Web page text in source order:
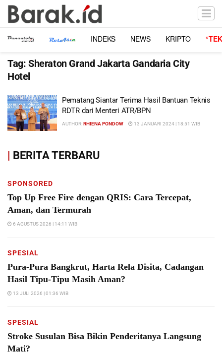
INDEKS NEWS KRIPTO
Tag: Sheraton Grand Jakarta Gandaria City
Hotel
Pematang Siantar Terima Hasil Bantuan Teknis
RDTR dari Menteri ATR/BPN
AUTHOR:RHIENA PONDOW 13 JANUARI 2024 | 18:51 WIB
| BERITA TERBARU
SPONSORED
Top Up Free Fire dengan QRIS: Cara Tercepat,
Aman, dan Termurah
6 AGUSTUS 2026 | 14:11 WIB
SPESIAL
Pura-Pura Bangkrut, Harta Rela Disita, Cadangan
Hasil Tipu-Tipu Masih Aman?
13 JULI 2026 | 01:36 WIB
SPESIAL
Stroke Susulan Bisa Bikin Penderitanya Langsung
Mati?